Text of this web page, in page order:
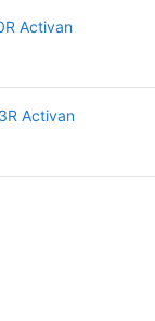
Activan
Activan